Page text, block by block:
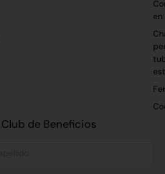
en
de Beneficios